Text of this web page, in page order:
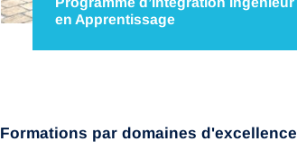
en Apprentissage
nécessaires à la poursuite et…
Formations par domaines d'excellence